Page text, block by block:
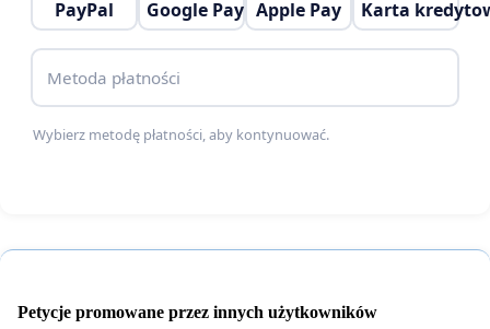
Stawiguda apelujemy o podejście uwzględniające
zarówno potrzeby infrastrukturalne, jak i dobro
społeczności lokalnej.
Prosimy o poparcie naszej inicjatywy poprzez
PayPal Google Pay Apple Pay Karta
Metoda płatności
Wybierz metodę płatności, aby kontynuować.
Petycje promowane przez innych użytkowników